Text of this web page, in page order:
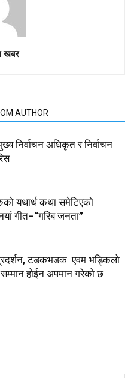
खबर
AUTHOR
निर्वाचन अधिकृत र निर्वाचन
यथार्थ कथा समेटिएको
गीत–“गरिब जनता”
टडकभडक एवम भड्किलो
होईन अपमान गरेको छ